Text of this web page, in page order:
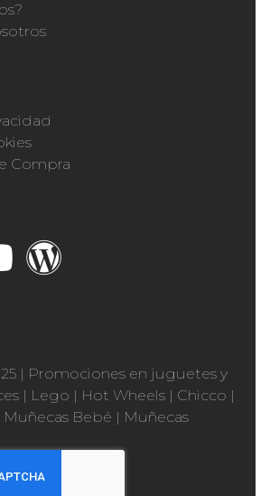
Compra
| Promociones en juguetes y
| Lego | Hot Wheels | Chicco |
Muñecas Bebé | Muñecas